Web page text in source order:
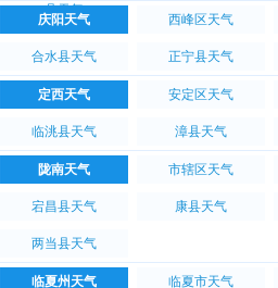
县天气
庆阳天气 西峰区天气
合水县天气 正宁县天气
定西天气 安定区天气
临洮县天气 漳县天气
陇南天气 市辖区天气
宕昌县天气 康县天气
两当县天气
临夏州天气 临夏市天气